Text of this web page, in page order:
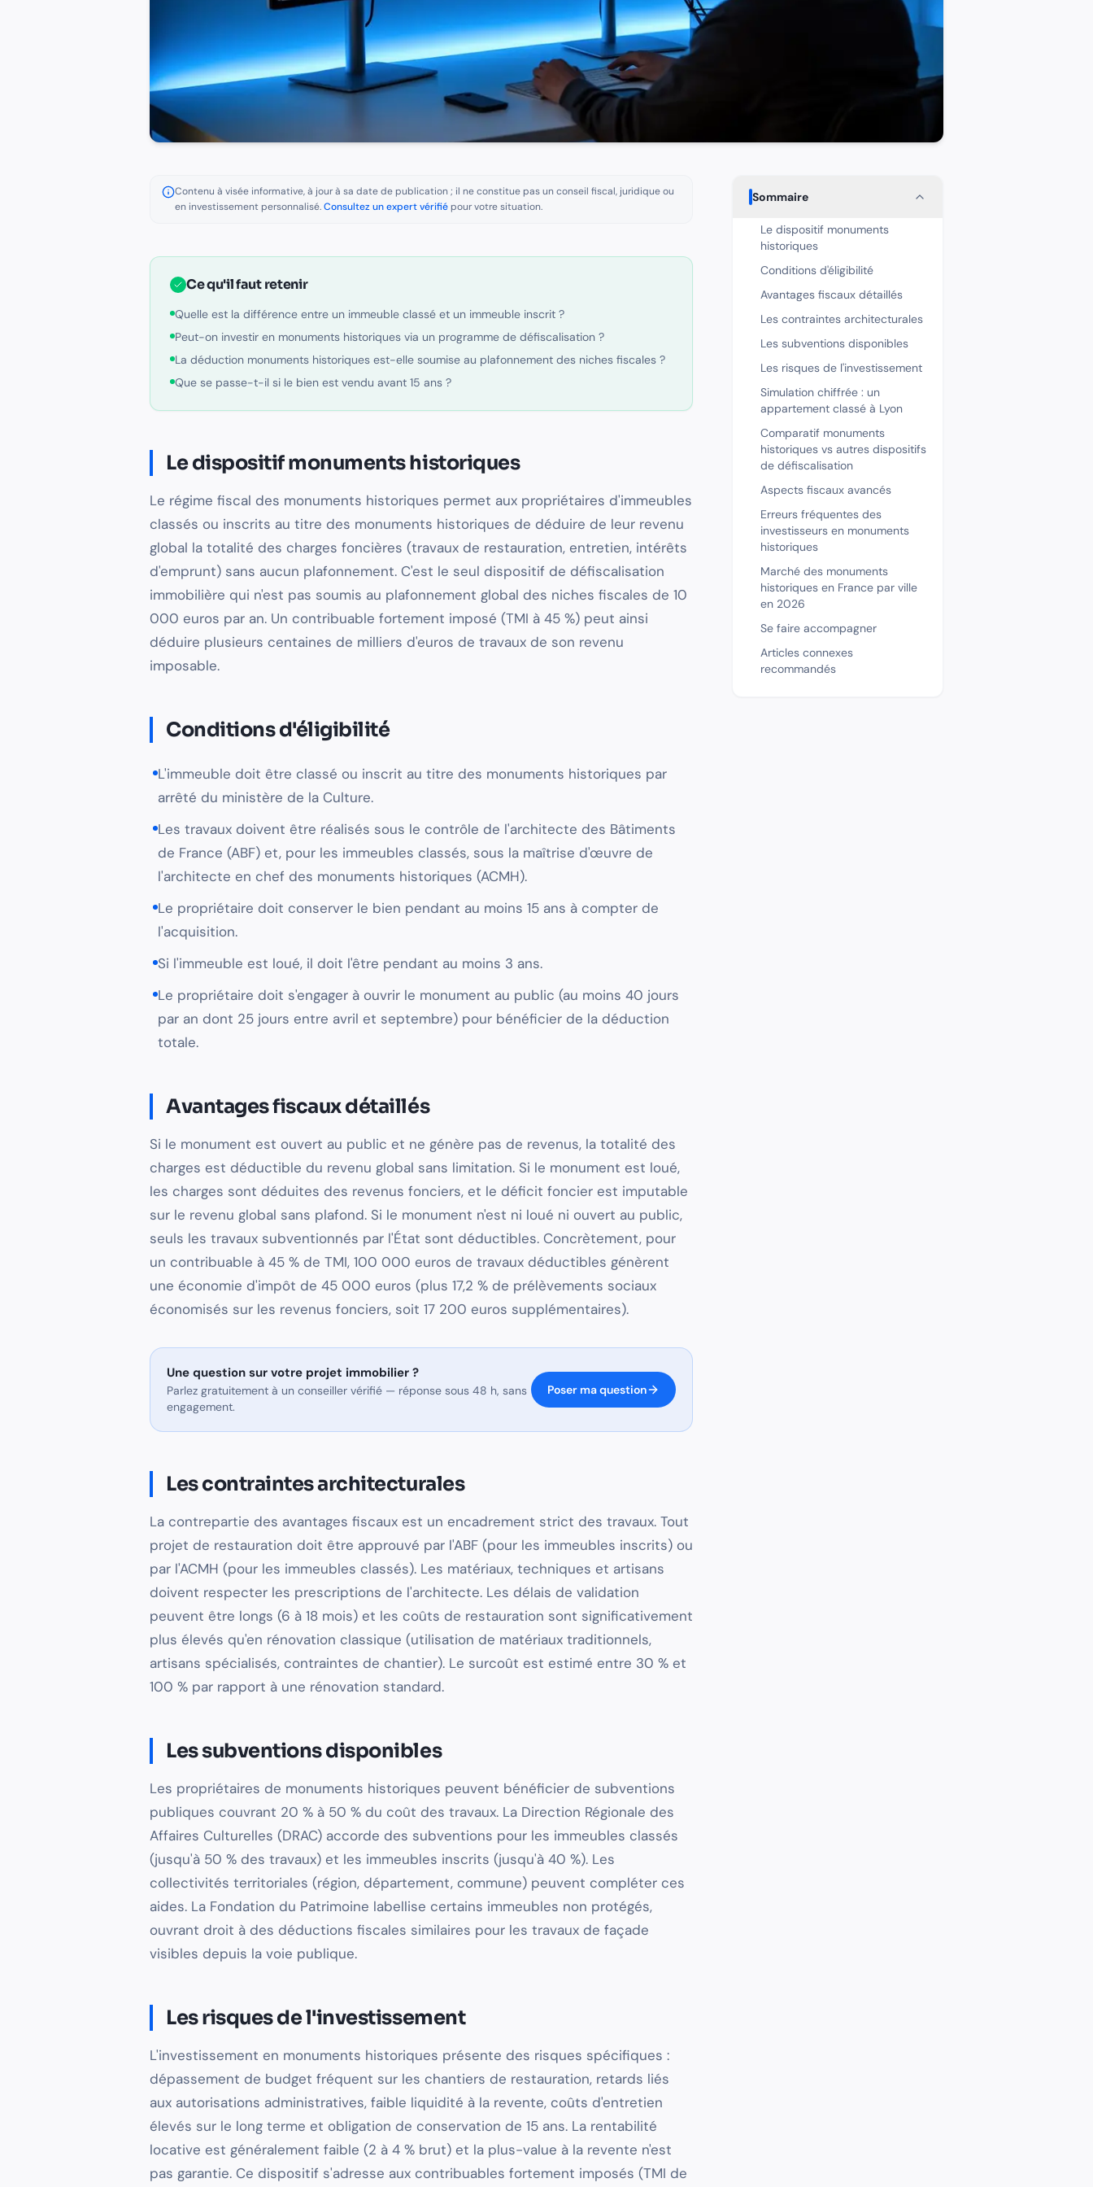
Contenu à visée informative, à jour à sa date de publication ; il ne constitue pas un conseil fiscal, juridique ou
en investissement personnalisé.Consultez un expert vérifiépour votre situation.
Ce qu'il faut retenir
Quelle est la différence entre un immeuble classé et un immeuble inscrit ?
Peut-on investir en monuments historiques via un programme de défiscalisation ?
La déduction monuments historiques est-elle soumise au plafonnement des niches fiscales ?
Que se passe-t-il si le bien est vendu avant 15 ans ?
Le dispositif monuments historiques
Le régime fiscal des monuments historiques permet aux propriétaires d'immeubles
classés ou inscrits au titre des monuments historiques de déduire de leur revenu
global la totalité des charges foncières (travaux de restauration, entretien, intérêts
d'emprunt) sans aucun plafonnement. C'est le seul dispositif de défiscalisation
immobilière qui n'est pas soumis au plafonnement global des niches fiscales de 10
000 euros par an. Un contribuable fortement imposé (TMI à 45 %) peut ainsi
déduire plusieurs centaines de milliers d'euros de travaux de son revenu
imposable.
Conditions d'éligibilité
L'immeuble doit être classé ou inscrit au titre des monuments historiques par
arrêté du ministère de la Culture.
Les travaux doivent être réalisés sous le contrôle de l'architecte des Bâtiments
de France (ABF) et, pour les immeubles classés, sous la maîtrise d'œuvre de
l'architecte en chef des monuments historiques (ACMH).
Le propriétaire doit conserver le bien pendant au moins 15 ans à compter de
l'acquisition.
Si l'immeuble est loué, il doit l'être pendant au moins 3 ans.
Le propriétaire doit s'engager à ouvrir le monument au public (au moins 40 jours
par an dont 25 jours entre avril et septembre) pour bénéficier de la déduction
totale.
Avantages fiscaux détaillés
Si le monument est ouvert au public et ne génère pas de revenus, la totalité des
charges est déductible du revenu global sans limitation. Si le monument est loué,
les charges sont déduites des revenus fonciers, et le déficit foncier est imputable
sur le revenu global sans plafond. Si le monument n'est ni loué ni ouvert au public,
seuls les travaux subventionnés par l'État sont déductibles. Concrètement, pour
un contribuable à 45 % de TMI, 100 000 euros de travaux déductibles génèrent
une économie d'impôt de 45 000 euros (plus 17,2 % de prélèvements sociaux
économisés sur les revenus fonciers, soit 17 200 euros supplémentaires).
Une question sur votre projet immobilier ?
Parlez gratuitement à un conseiller vérifié — réponse sous 48 h, sans
engagement.
Poser ma question
Les contraintes architecturales
La contrepartie des avantages fiscaux est un encadrement strict des travaux. Tout
projet de restauration doit être approuvé par l'ABF (pour les immeubles inscrits) ou
par l'ACMH (pour les immeubles classés). Les matériaux, techniques et artisans
doivent respecter les prescriptions de l'architecte. Les délais de validation
peuvent être longs (6 à 18 mois) et les coûts de restauration sont significativement
plus élevés qu'en rénovation classique (utilisation de matériaux traditionnels,
artisans spécialisés, contraintes de chantier). Le surcoût est estimé entre 30 % et
100 % par rapport à une rénovation standard.
Les subventions disponibles
Les propriétaires de monuments historiques peuvent bénéficier de subventions
publiques couvrant 20 % à 50 % du coût des travaux. La Direction Régionale des
Affaires Culturelles (DRAC) accorde des subventions pour les immeubles classés
(jusqu'à 50 % des travaux) et les immeubles inscrits (jusqu'à 40 %). Les
collectivités territoriales (région, département, commune) peuvent compléter ces
aides. La Fondation du Patrimoine labellise certains immeubles non protégés,
ouvrant droit à des déductions fiscales similaires pour les travaux de façade
visibles depuis la voie publique.
Les risques de l'investissement
L'investissement en monuments historiques présente des risques spécifiques :
dépassement de budget fréquent sur les chantiers de restauration, retards liés
aux autorisations administratives, faible liquidité à la revente, coûts d'entretien
élevés sur le long terme et obligation de conservation de 15 ans. La rentabilité
locative est généralement faible (2 à 4 % brut) et la plus-value à la revente n'est
pas garantie. Ce dispositif s'adresse aux contribuables fortement imposés (TMI de
Sommaire
Le dispositif monuments
historiques
Conditions d'éligibilité
Avantages fiscaux détaillés
Les contraintes architecturales
Les subventions disponibles
Les risques de l'investissement
Simulation chiffrée : un
appartement classé à Lyon
Comparatif monuments
historiques vs autres dispositifs
de défiscalisation
Aspects fiscaux avancés
Erreurs fréquentes des
investisseurs en monuments
historiques
Marché des monuments
historiques en France par ville
en 2026
Se faire accompagner
Articles connexes
recommandés